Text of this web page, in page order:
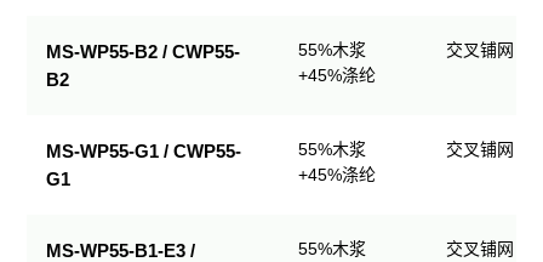
MS-WP55-B2 / CWP55-
B2
55%木浆
+45%涤纶
交叉铺网；
MS-WP55-G1 / CWP55-
G1
55%木浆
+45%涤纶
交叉铺网；
MS-WP55-B1-E3 /
55%木浆
交叉铺网；